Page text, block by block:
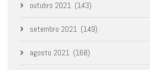
outubro 2021 (143)
setembro 2021 (149)
agosto 2021 (168)